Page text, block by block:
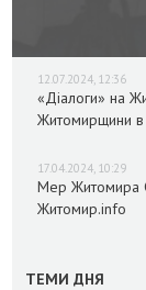
12.07.2024, 12:36
«Діалоги» на
Житомирщини в
17.04.2024, 10:29
Мер Житомира
Житомир.info
ТЕМИ ДНЯ